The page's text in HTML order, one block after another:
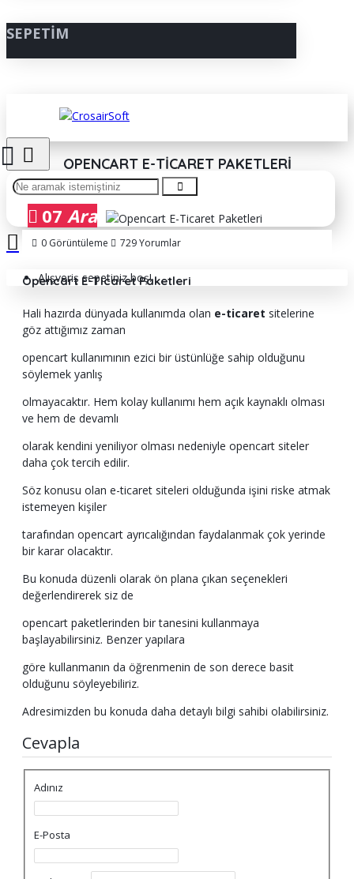
SEPETIM
Alışveriş sepetiniz boş!
OPENCART E-TICARET PAKETLERI
07 Ara
0 Görüntüleme 729 Yorumlar
Opencart E-Ticaret Paketleri
Hali hazırda dünyada kullanımda olan e-ticaret sitelerine
göz attığımız zaman
opencart kullanımının ezici bir üstünlüğe sahip olduğunu
söylemek yanlış
olmayacaktır. Hem kolay kullanımı hem açık kaynaklı olması
ve hem de devamlı
olarak kendini yeniliyor olması nedeniyle opencart siteler
daha çok tercih edilir.
Söz konusu olan e-ticaret siteleri olduğunda işini riske atmak
istemeyen kişiler
tarafından opencart ayrıcalığından faydalanmak çok yerinde
bir karar olacaktır.
Bu konuda düzenli olarak ön plana çıkan seçenekleri
değerlendirerek siz de
opencart paketlerinden bir tanesini kullanmaya
başlayabilirsiniz. Benzer yapılara
göre kullanmanın da öğrenmenin de son derece basit
olduğunu söyleyebiliriz.
Adresimizden bu konuda daha detaylı bilgi sahibi olabilirsiniz.
Cevapla
Adınız
E-Posta